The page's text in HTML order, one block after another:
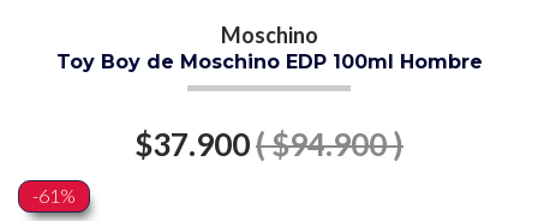
Moschino
Toy Boy de Moschino EDP 100ml Hombre
$37.900( $94.900 )
-61%